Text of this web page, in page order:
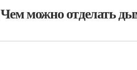
можно отделать